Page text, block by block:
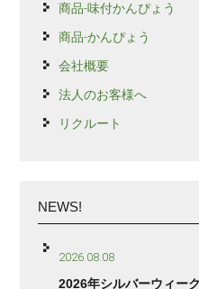
商品-味付かんぴょう
商品-かんぴょう
会社概要
法人のお客様へ
リクルート
NEWS!
2026.08.08
2026年シルバーウィー